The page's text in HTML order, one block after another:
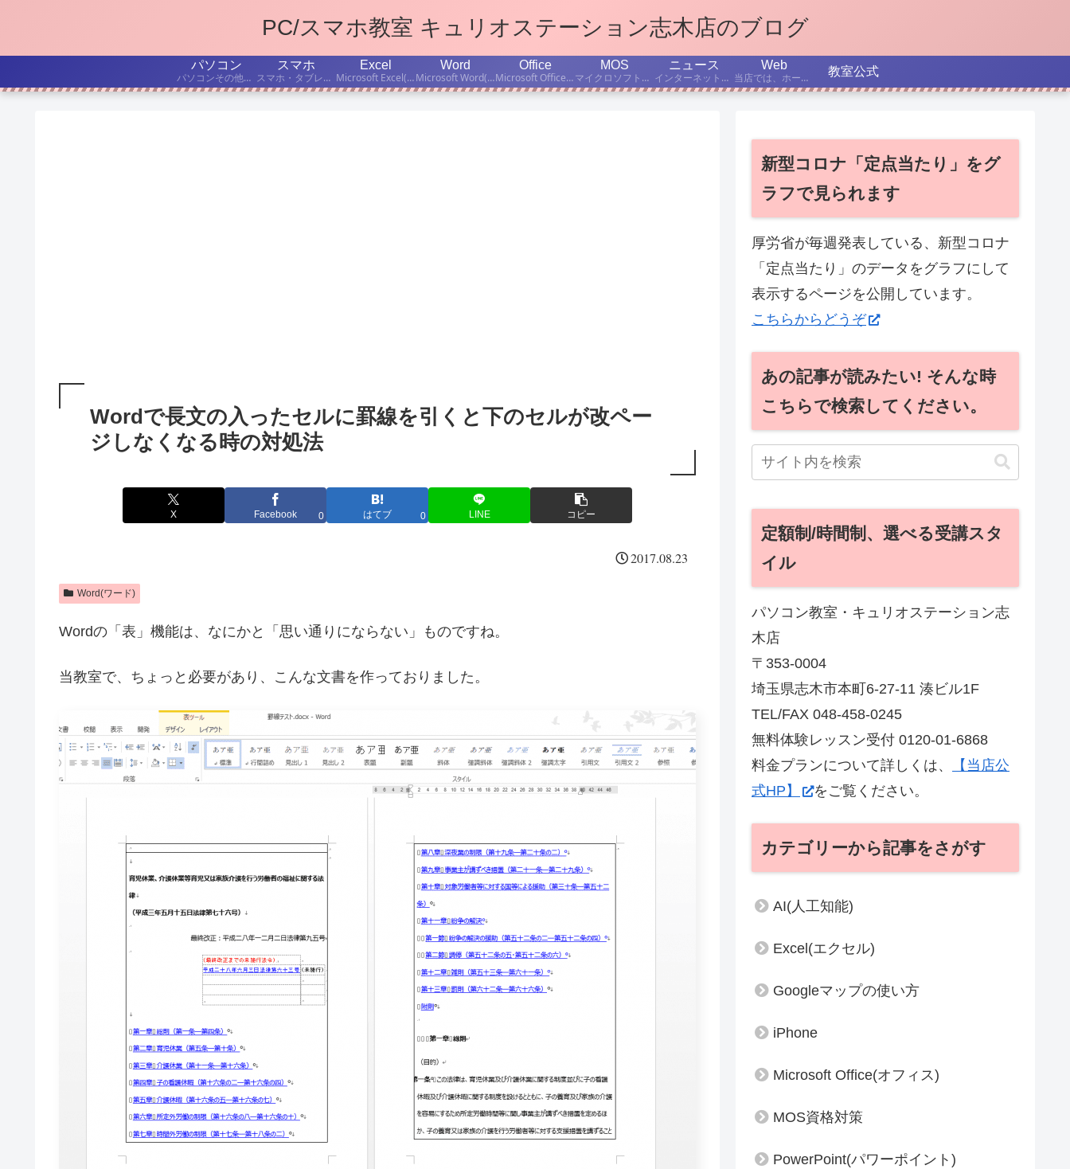
PC/スマホ教室 キュリオステーション志木店のブログ
パソコン
パソコンその他デジタル機器の、持ち込み修理・出張修理について書いています。
スマホ
スマホ・タブレットを、もうちょっと便利に使いたい! こんな「困った」を解決したい! という記事を書いています。
Excel
Microsoft Excel(エクセル)学習のポイント、ちょっと便利な小技などをご紹介します。
Word
Microsoft Word(ワード)学習のポイント、ちょっと便利な小技などをご紹介します。
Office
Microsoft Office(オフィス)の使い方、学習のポイント、ちょっと便利な小技などをご紹介します。
MOS
マイクロソフト公認資格「Microsoft Office Specialist」取得を目指す方のために、MOS有資格者の当店インストラクターが、資格試験対策・学習法などについて書いています。
ニュース
インターネット、パソコン、スマホなどについての最新ニュースから、テーマを選んで解説する記事です。
Web
当店では、ホームページ作成を学べるコースを設置しています。ここでは、制作日記、役立つTips、これからのホームページ制作、SEOなどについて書いていきます。
教室公式
Wordで長文の入ったセルに罫線を引くと下のセルが改ペー
ジしなくなる時の対処法
X Facebook 0 はてブ 0 LINE コピー
2017.08.23
Word(ワード)
Wordの「表」機能は、なにかと「思い通りにならない」ものですね。
当教室で、ちょっと必要があり、こんな文書を作っておりました。
新型コロナ「定点当たり」をグ
ラフで見られます
厚労省が毎週発表している、新型コロナ
「定点当たり」のデータをグラフにして
表示するページを公開しています。
こちらからどうぞ
あの記事が読みたい! そんな時
こちらで検索してください。
定額制/時間制、選べる受講スタ
イル
パソコン教室・キュリオステーション志
木店
〒353-0004
埼玉県志木市本町6-27-11 湊ビル1F
TEL/FAX 048-458-0245
無料体験レッスン受付 0120-01-6868
料金プランについて詳しくは、
【当店公
式HP】
をご覧ください。
カテゴリーから記事をさがす
AI(人工知能)
Excel(エクセル)
Googleマップの使い方
iPhone
Microsoft Office(オフィス)
MOS資格対策
PowerPoint(パワーポイント)